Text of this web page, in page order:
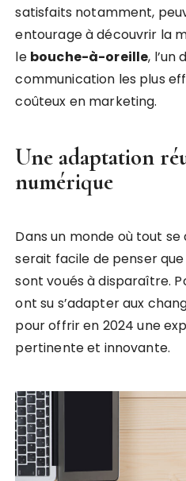
satisfaits notamment,
entourage à découvrir la
le bouche-à-oreille, l’un
communication les plus
coûteux en marketing.
Une adaptation
numérique
Dans un monde où tout
serait facile de penser
sont voués à disparaître.
ont su s’adapter aux
pour offrir en 2024 une
pertinente et innovante.